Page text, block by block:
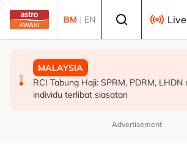
Skip to main content
BM | EN Live
MALAYSIA
Kerajaan pastikan syor, dapatan RCI
disiasat tuntas tanpa kompromi - PM
POLITIK
'Pihak ketiga' jangan ganggu usaha
Melayu - Asyraf Wajdi
MALAYSIA
RCI Tabung Haji: SPRM, PDRM,
individu terlibat siasatan
Advertisement